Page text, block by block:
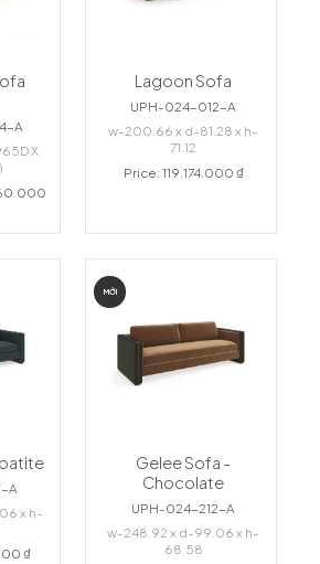
A
X
Lagoon Sofa
UPH-024-012-A
w-200.66 x d-81.28 x h-
71.12
Price: 119.174.000 ₫
A
x h-
₫
MỚI
Gelee Sofa -
Chocolate
UPH-024-212-A
w-248.92 x d-99.06 x h-
68.58